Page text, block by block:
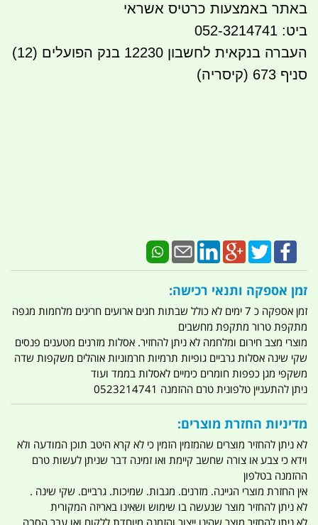
באתר באמצעות כרטיס אשראי
ביט: 052-3214741
העברה בנקאית לחשבון 12230 בנק הפועלים (12)
סניף 673 (קיסריה)
זמן אספקה ותנאי רכישה:
זמן אספקה כ 7 ימים לא כולל שבתות חגים ארועים חריגים מלחמות מגפה
מתקפת טרור מתקפת מחשבים
מוצרי מצב חירום ומלחמה לא ניתן להחזיר. אסלות מזרנים מטענים פנסים
שקי שינה אסלות גרביים גופיות תרמיות חרמוניות אוהלים משקפות שדה
משקפי מגן כפפות חומרים כימיים לאסלות בממד ועוד
ניתן להתעניין טלפונית טרם ההזמנה 0523214741
מדיניות החזרת מוצרים:
לא ניתן להחזיר מוצרים שהמזמין הזמין כי לא קרא היטב תוכן המודעה ולא
וידא כי צבע או צורה שחשב קיימת ואו זמינה דבר שניתן לעשות טרם
ההזמנה בטלפון
אין החזרת מוצרי הגיינה. מזרנים. מגבות. שמיכות. גרביים. שקי שינה .
לא ניתן להחזיר מוצר שנעשה בו שימוש ושאינו באריזה המקורית